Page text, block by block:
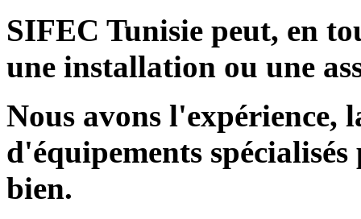
SIFEC Tunisie peut, en
une installation ou une
Nous avons l'expérience,
d'équipements
bien.